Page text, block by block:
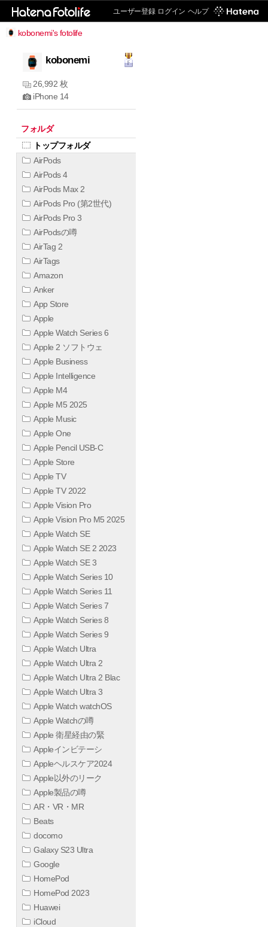
ユーザー登録 ログイン ヘルプ
kobonemi's fotolife
kobonemi
26,992 枚
iPhone 14
フォルダ
トップフォルダ
AirPods
AirPods 4
AirPods Max 2
AirPods Pro (第2世代)
AirPods Pro 3
AirPodsの噂
AirTag 2
AirTags
Amazon
Anker
App Store
Apple
Apple Watch Series 6
Apple 2 ソフトウェ
Apple Business
Apple Intelligence
Apple M4
Apple M5 2025
Apple Music
Apple One
Apple Pencil USB-C
Apple Store
Apple TV
Apple TV 2022
Apple Vision Pro
Apple Vision Pro M5 2025
Apple Watch SE
Apple Watch SE 2 2023
Apple Watch SE 3
Apple Watch Series 10
Apple Watch Series 11
Apple Watch Series 7
Apple Watch Series 8
Apple Watch Series 9
Apple Watch Ultra
Apple Watch Ultra 2
Apple Watch Ultra 2 Blac
Apple Watch Ultra 3
Apple Watch watchOS
Apple Watchの噂
Apple 衛星経由の緊
Appleインビテーシ
Appleヘルスケア2024
Apple以外のリーク
Apple製品の噂
AR・VR・MR
Beats
docomo
Galaxy S23 Ultra
Google
HomePod
HomePod 2023
Huawei
iCloud